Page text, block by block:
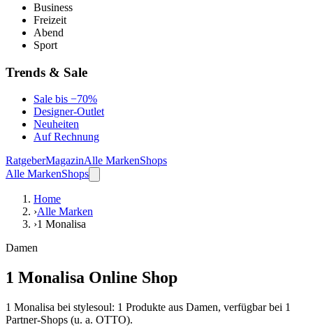
Business
Freizeit
Abend
Sport
Trends & Sale
Sale bis −70%
Designer-Outlet
Neuheiten
Auf Rechnung
RatgeberMagazinAlle MarkenShops
Alle MarkenShops
Home
›Alle Marken
›1 Monalisa
Damen
1 Monalisa Online Shop
1 Monalisa bei stylesoul: 1 Produkte aus Damen, verfügbar bei 1
Partner-Shops (u. a. OTTO).